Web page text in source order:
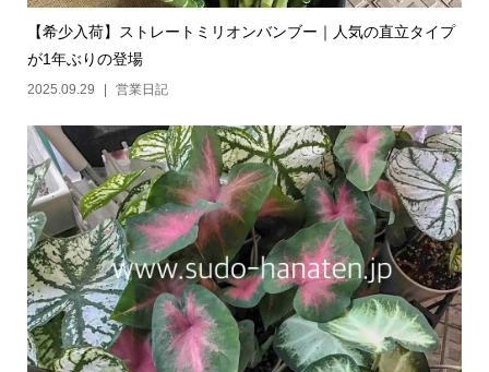
【希少入荷】ストレートミリオンバンブー｜人気の直立タイプ
が1年ぶりの登場
2025.09.29 営業日記